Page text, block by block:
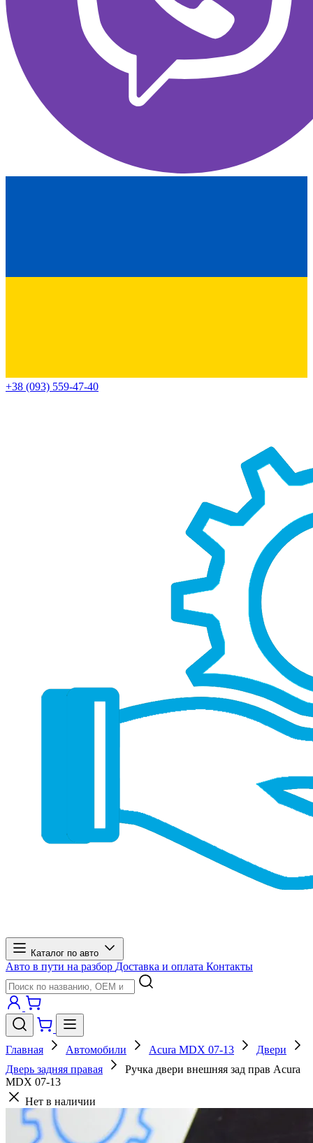
+38 (093) 559-47-40
Каталог по авто
Авто в пути на разбор Доставка и оплата Контакты
Главная Автомобили Acura MDX 07-13
Двери
Дверь задняя правая
Ручка двери внешняя зад прав Acura
MDX 07-13
Нет в наличии